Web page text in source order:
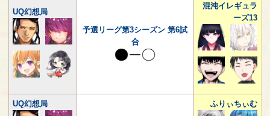
UQ幻想局
予選リーグ第3シーズン 第6試
合
混沌イレギュラ
ーズ13
UQ幻想局
ふりぃちぃむ